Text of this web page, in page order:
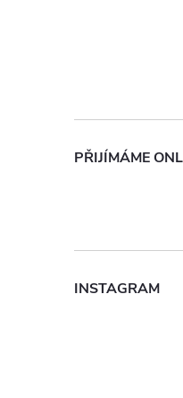
PŘIJÍMÁME
INSTAGRAM